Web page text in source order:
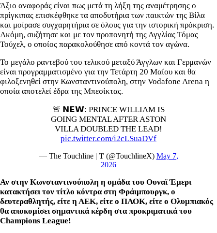
Άξιο αναφοράς είναι πως μετά τη λήξη της αναμέτρησης ο
πρίγκιπας επισκέφθηκε τα αποδυτήρια των παικτών της Βίλα
και μοίρασε συγχαρητήρια σε όλους για την ιστορική πρόκριση.
Ακόμη, συζήτησε και με τον προπονητή της Αγγλίας Τόμας
Τούχελ, ο οποίος παρακολούθησε από κοντά τον αγώνα.
Το μεγάλο ραντεβού του τελικού μεταξύ Άγγλων και Γερμανών
είναι προγραμματισμένο για την Τετάρτη 20 Μαΐου και θα
φιλοξενηθεί στην Κωνσταντινούπολη, στην Vodafone Arena η
οποία αποτελεί έδρα της Μπεσίκτας.
🚨 𝗡𝗘𝗪: PRINCE WILLIAM IS
GOING MENTAL AFTER ASTON
VILLA DOUBLED THE LEAD!
pic.twitter.com/i2cLSuaDVf
— The Touchline | 𝐓 (@TouchlineX) May 7,
2026
Αν στην Κωνσταντινούπολη η ομάδα του Ουναϊ Έμερι
κατακτήσει τον τίτλο κόντρα στη Φράιμπουργκ, ο
δευτεραθλητής, είτε η ΑΕΚ, είτε ο ΠΑΟΚ, είτε ο Ολυμπιακός
θα αποκομίσει σημαντικά κέρδη στα προκριματικά του
Champions League!